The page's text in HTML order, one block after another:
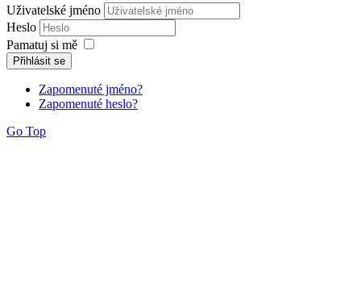
Uživatelské jméno
Heslo
Pamatuj si mě
Přihlásit se
Zapomenuté jméno?
Zapomenuté heslo?
Go Top